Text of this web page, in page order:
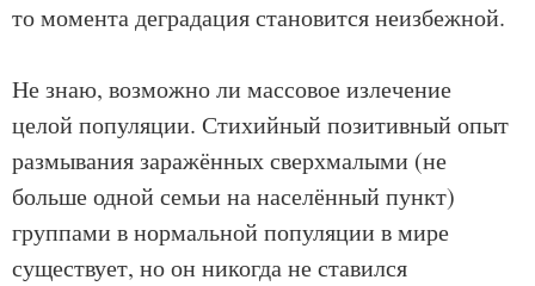
то момента деградация становится неизбежной.
Не знаю, возможно ли массовое излечение
целой популяции. Стихийный позитивный опыт
размывания заражённых сверхмалыми (не
больше одной семьи на населённый пункт)
группами в нормальной популяции в мире
существует, но он никогда не ставился